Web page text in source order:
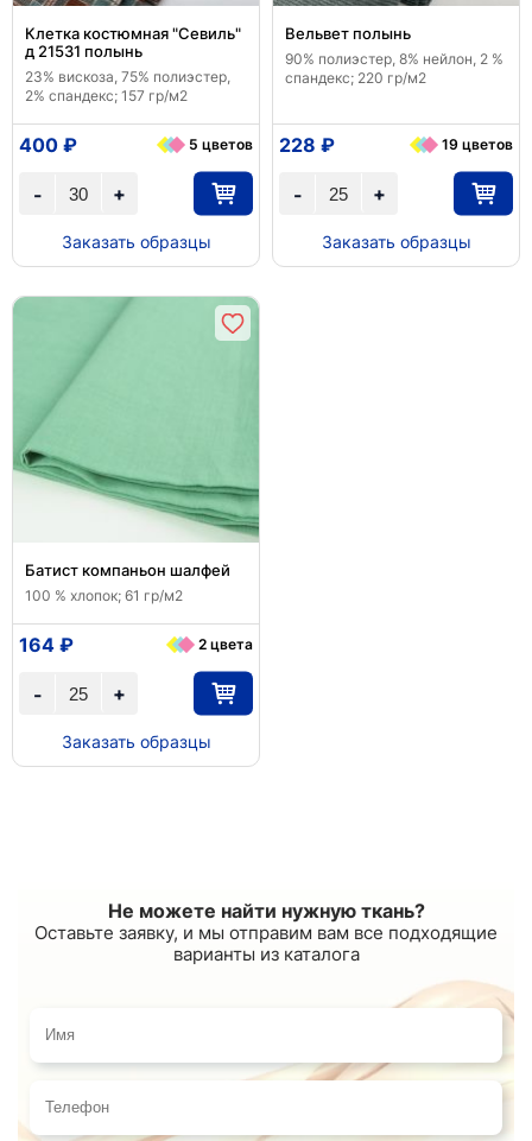
Клетка костюмная "Севиль"
д 21531 полынь
23% вискоза, 75% полиэстер,
2% спандекс; 157 гр/м2
+
-
400 ₽ 5 цветов
Заказать образцы
Вельвет полынь
90% полиэстер, 8% нейлон, 2 %
спандекс; 220 гр/м2
+
-
228 ₽ 19 цветов
Заказать образцы
Батист компаньон шалфей
100 % хлопок; 61 гр/м2
+
-
164 ₽ 2 цвета
Заказать образцы
Не можете найти нужную ткань?
Оставьте заявку, и мы отправим вам все подходящие
варианты из каталога
Имя